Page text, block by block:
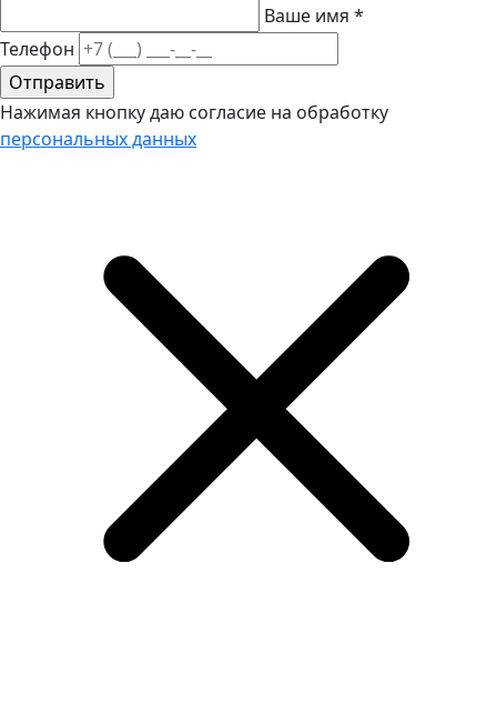
Ваше имя *
Телефон
Нажимая кнопку даю согласие на обработку
персональных данных